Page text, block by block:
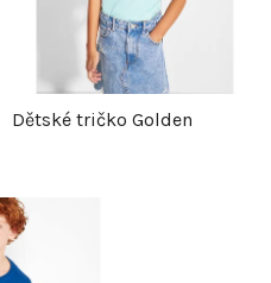
Dětské tričko Golden